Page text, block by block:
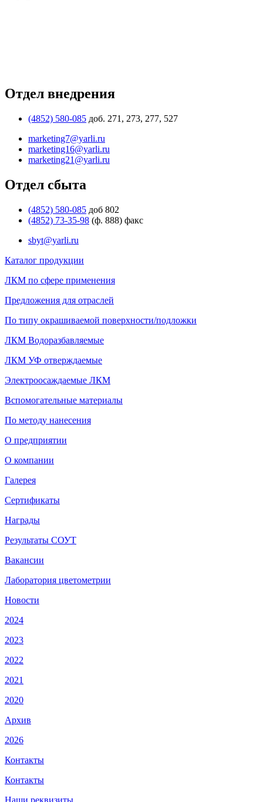
Отдел внедрения
(4852) 580-085 доб. 271, 273, 277, 527
marketing7@yarli.ru
marketing16@yarli.ru
marketing21@yarli.ru
Отдел сбыта
(4852) 580-085 доб 802
(4852) 73-35-98 (ф. 888) факс
sbyt@yarli.ru
Каталог продукции
ЛКМ по сфере применения
Предложения для отраслей
По типу окрашиваемой поверхности/подложки
ЛКМ Водоразбавляемые
ЛКМ УФ отверждаемые
Электроосаждаемые ЛКМ
Вспомогательные материалы
По методу нанесения
О предприятии
О компании
Галерея
Сертификаты
Награды
Результаты СОУТ
Вакансии
Лаборатория цветометрии
Новости
2024
2023
2022
2021
2020
Архив
2026
Контакты
Контакты